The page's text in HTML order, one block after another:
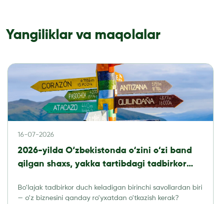
Yangiliklar va maqolalar
16-07-2026
2026-yilda O‘zbekistonda o‘zini o‘zi band
qilgan shaxs, yakka tartibdagi tadbirkor
kerak?
Bo‘lajak tadbirkor duch keladigan birinchi savollardan biri
— o‘z biznesini qanday ro‘yxatdan o‘tkazish kerak?